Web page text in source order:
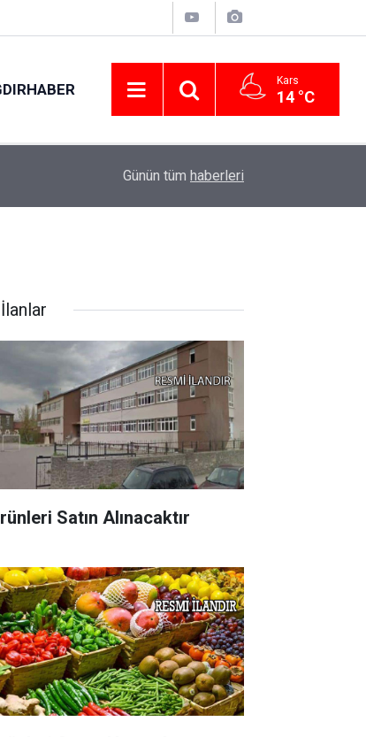
Kars
14 °C
Kayserispor’dan savunmaya takviye
Günün tüm haberleri
Satın Alınacaktır